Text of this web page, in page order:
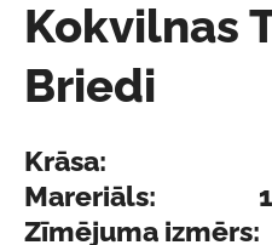
Kokvilnas
Briedi
Krāsa:
Mareriāls:
Zīmējuma izmērs: